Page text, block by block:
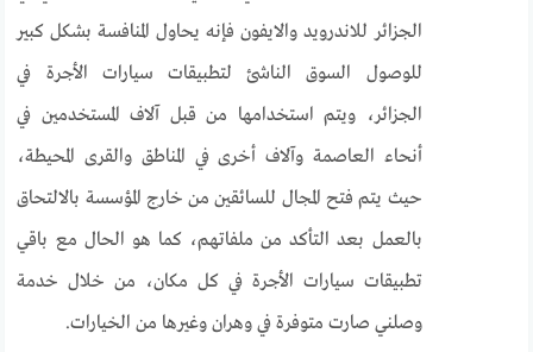
الجزائر للاندرويد والايفون فإنه يحاول المنافسة بشكل كبير
للوصول السوق الناشئ لتطبيقات سيارات الأجرة في
الجزائر، ويتم استخدامها من قبل آلاف المستخدمين في
أنحاء العاصمة وآلاف أخرى في المناطق والقرى المحيطة،
حيث يتم فتح المجال للسائقين من خارج المؤسسة بالالتحاق
بالعمل بعد التأكد من ملفاتهم، كما هو الحال مع باقي
تطبيقات سيارات الأجرة في كل مكان، من خلال خدمة
وصلني صارت متوفرة في وهران وغيرها من الخيارات.